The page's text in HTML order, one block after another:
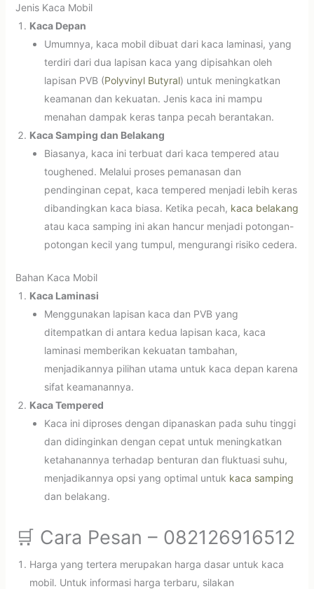
Jenis Kaca Mobil
Kaca Depan
Umumnya, kaca mobil dibuat dari kaca laminasi, yang
terdiri dari dua lapisan kaca yang dipisahkan oleh
lapisan PVB (Polyvinyl Butyral) untuk meningkatkan
keamanan dan kekuatan. Jenis kaca ini mampu
menahan dampak keras tanpa pecah berantakan.
Kaca Samping dan Belakang
Biasanya, kaca ini terbuat dari kaca tempered atau
toughened. Melalui proses pemanasan dan
pendinginan cepat, kaca tempered menjadi lebih keras
dibandingkan kaca biasa. Ketika pecah, kaca belakang
atau kaca samping ini akan hancur menjadi potongan-
potongan kecil yang tumpul, mengurangi risiko cedera.
Bahan Kaca Mobil
Kaca Laminasi
Menggunakan lapisan kaca dan PVB yang
ditempatkan di antara kedua lapisan kaca, kaca
laminasi memberikan kekuatan tambahan,
menjadikannya pilihan utama untuk kaca depan karena
sifat keamanannya.
Kaca Tempered
Kaca ini diproses dengan dipanaskan pada suhu tinggi
dan didinginkan dengan cepat untuk meningkatkan
ketahanannya terhadap benturan dan fluktuasi suhu,
menjadikannya opsi yang optimal untuk kaca samping
dan belakang.
🛒 Cara Pesan – 082126916512
Harga yang tertera merupakan harga dasar untuk kaca
mobil. Untuk informasi harga terbaru, silakan